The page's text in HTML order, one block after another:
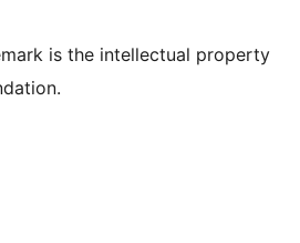
is the intellectual property